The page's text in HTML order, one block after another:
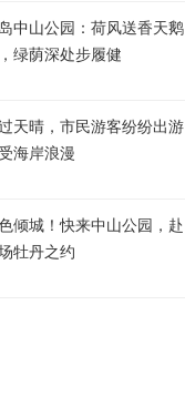
中山公园：荷风送香天鹅
绿荫深处步履健
天晴，市民游客纷纷出游
海岸浪漫
倾城！快来中山公园，赴
牡丹之约